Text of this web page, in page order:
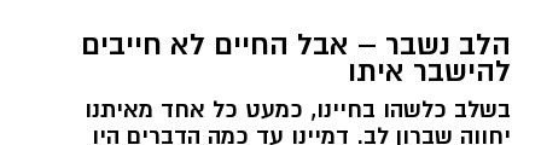
הלב נשבר – אבל החיים לא חייבים
להישבר איתו
בשלב כלשהו בחיינו, כמעט כל אחד מאיתנו
יחווה שברון לב. דמיינו עד כמה הדברים היו